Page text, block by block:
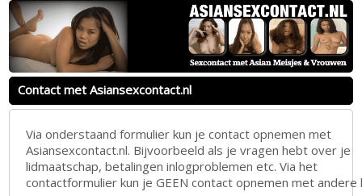
Contact met Asiansexcontact.nl
Via onderstaand formulier kun je contact opnemen met
Asiansexcontact.nl. Bijvoorbeeld als je vragen hebt over je
lidmaatschap, betalingen inlogproblemen etc. Via het
contactformulier kun je GEEN contact opnemen met andere